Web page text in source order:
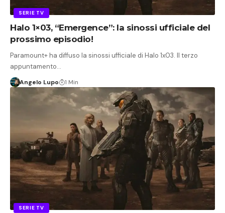
SERIE TV
Halo 1×03, “Emergence”: la sinossi ufficiale del
prossimo episodio!
Paramount+ ha diffuso la sinossi ufficiale di Halo 1x03. Il terzo
appuntamento…
Angelo Lupo 1 Min
SERIE TV